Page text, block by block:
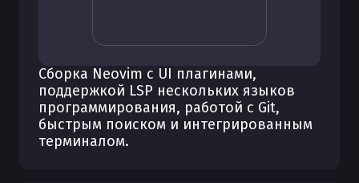
Сборка Neovim с UI плагинами,
поддержкой LSP нескольких языков
программирования, работой с Git,
быстрым поиском и интегрированным
терминалом.